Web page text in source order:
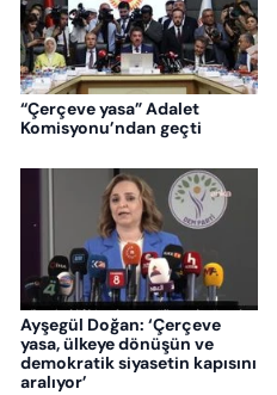
“Çerçeve yasa” Adalet
Komisyonu’ndan geçti
Ayşegül Doğan: ‘Çerçeve
yasa, ülkeye dönüşün ve
demokratik siyasetin kapısını
aralıyor’